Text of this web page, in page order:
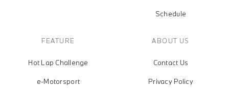
Schedule
FEATURE
Hot Lap Challenge
e-Motorsport
ABOUT US
Contact Us
Privacy Policy